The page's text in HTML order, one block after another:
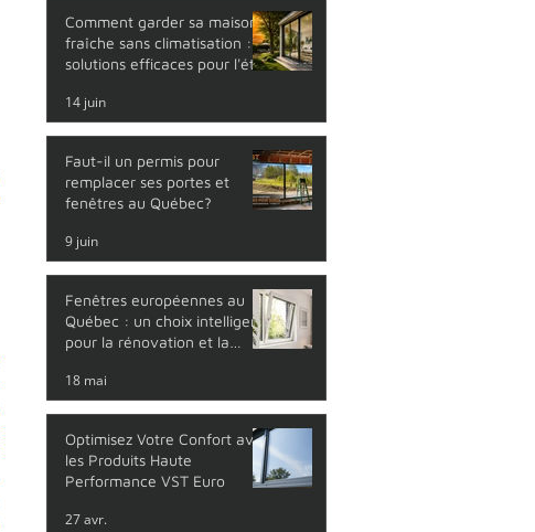
Comment garder sa maison
fraîche sans climatisation : 5
solutions efficaces pour l'été
14 juin
Faut-il un permis pour
remplacer ses portes et
fenêtres au Québec?
9 juin
Fenêtres européennes au
Québec : un choix intelligent
pour la rénovation et la
18 mai
Optimisez Votre Confort avec
les Produits Haute
Performance VST Euro
27 avr.